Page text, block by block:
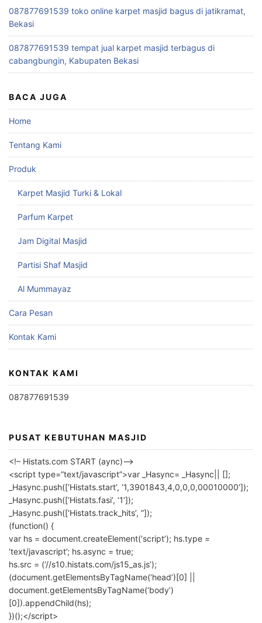
087877691539 toko online karpet masjid bagus di jatikramat,
Bekasi
087877691539 tempat jual karpet masjid terbagus di
cabangbungin, Kabupaten Bekasi
BACA JUGA
Home
Tentang Kami
Produk
Karpet Masjid Turki & Lokal
Parfum Karpet
Jam Digital Masjid
Partisi Shaf Masjid
Al Mummayaz
Cara Pesan
Kontak Kami
KONTAK KAMI
087877691539
PUSAT KEBUTUHAN MASJID
<!– Histats.com START (aync)–>
<script type=”text/javascript”>var _Hasync= _Hasync|| [];
_Hasync.push([‘Histats.start’, ‘1,3901843,4,0,0,0,00010000’]);
_Hasync.push([‘Histats.fasi’, ‘1’]);
_Hasync.push([‘Histats.track_hits’, ”]);
(function() {
var hs = document.createElement(‘script’); hs.type =
‘text/javascript’; hs.async = true;
hs.src = (‘//s10.histats.com/js15_as.js’);
(document.getElementsByTagName(‘head’)[0] ||
document.getElementsByTagName(‘body’)
[0]).appendChild(hs);
})();</script>